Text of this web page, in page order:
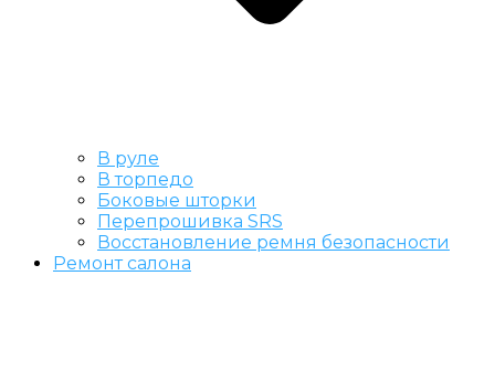
В руле
В торпедо
Боковые шторки
Перепрошивка SRS
Восстановление ремня безопасности
Ремонт салона